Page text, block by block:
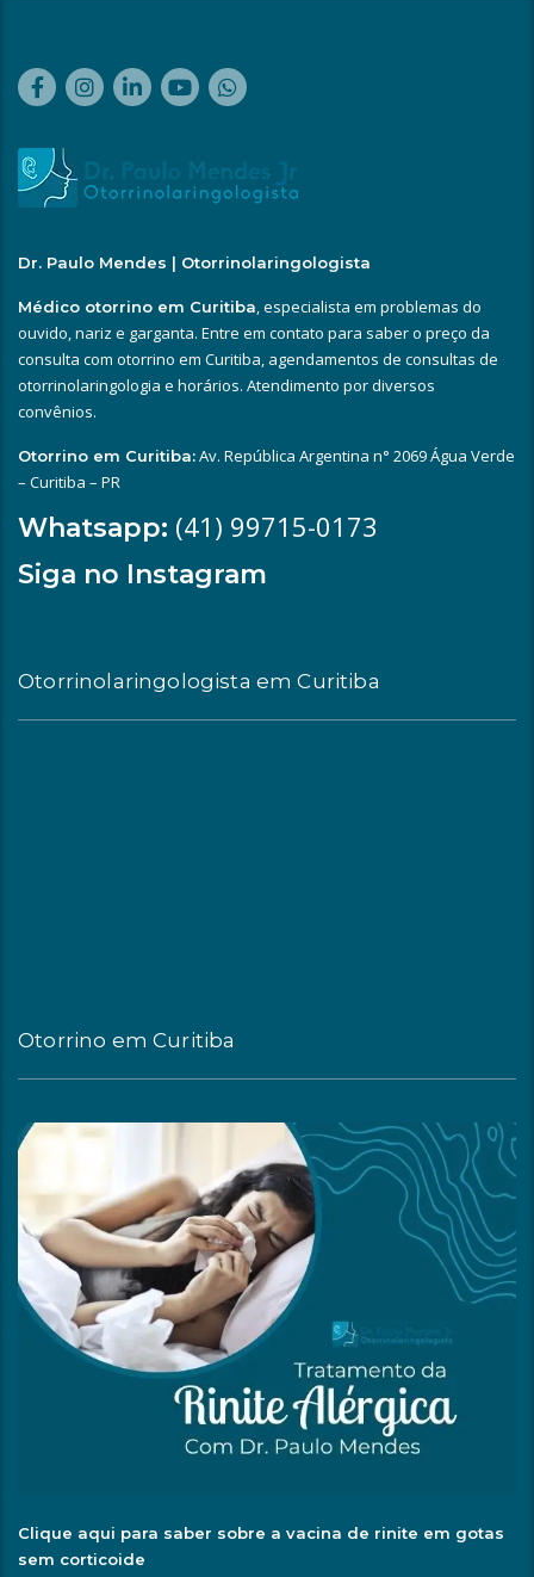
Dr. Paulo Mendes | Otorrinolaringologista
Médico otorrino em Curitiba, especialista em problemas do
ouvido, nariz e garganta. Entre em contato para saber o preço da
consulta com otorrino em Curitiba, agendamentos de consultas de
otorrinolaringologia e horários. Atendimento por diversos
convênios.
Otorrino em Curitiba:Av. República Argentina n° 2069 Água Verde
– Curitiba – PR
Whatsapp: (41) 99715-0173
Siga no Instagram
Otorrinolaringologista em Curitiba
Otorrino em Curitiba
Clique aqui para saber sobre a vacina de rinite em gotas
sem corticoide